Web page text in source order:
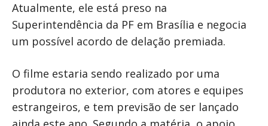
Atualmente, ele está preso na
Superintendência da PF em Brasília e negocia
um possível acordo de delação premiada.
O filme estaria sendo realizado por uma
produtora no exterior, com atores e equipes
estrangeiros, e tem previsão de ser lançado